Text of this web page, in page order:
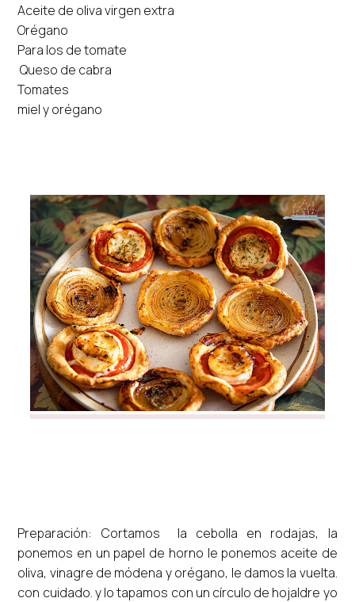
Aceite de oliva virgen extra
Orégano
Para los de tomate
Queso de cabra
Tomates
miel y orégano
Preparación: Cortamos la cebolla en rodajas, la
ponemos en un papel de horno le ponemos aceite de
oliva, vinagre de módena y orégano, le damos la vuelta.
con cuidado. y lo tapamos con un círculo de hojaldre yo